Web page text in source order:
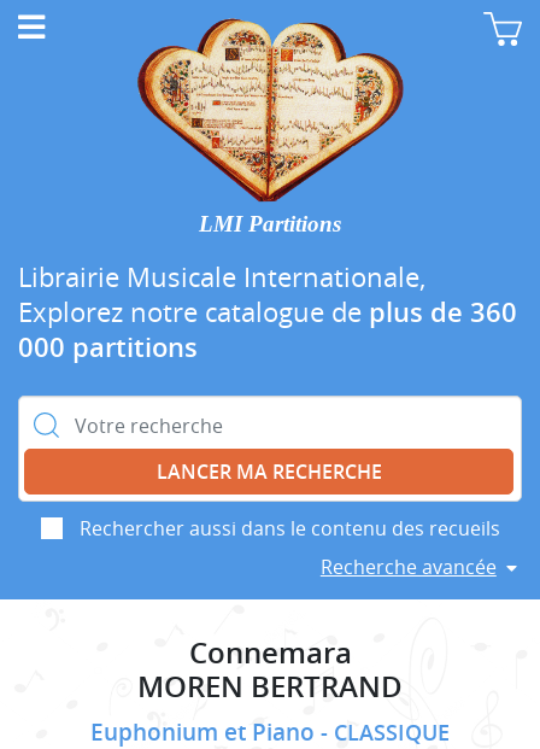
LMI Partitions
Librairie Musicale Internationale,
Explorez notre catalogue de plus de 360
000 partitions
Rechercher :
Rechercher aussi dans le contenu des recueils
Recherche avancée
Connemara
MOREN BERTRAND
Euphonium et Piano CLASSIQUE